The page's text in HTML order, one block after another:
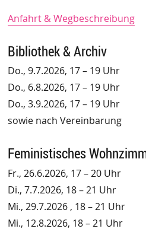
Anfahrt & Wegbeschreibung
Bibliothek & Archiv
Do., 9.7.2026, 17 – 19 Uhr
Do., 6.8.2026, 17 – 19 Uhr
Do., 3.9.2026, 17 – 19 Uhr
sowie nach Vereinbarung
Feministisches
Fr., 26.6.2026, 17 – 20 Uhr
Di., 7.7.2026, 18 – 21 Uhr
Mi., 29.7.2026 , 18 – 21 Uhr
Mi., 12.8.2026, 18 – 21 Uhr